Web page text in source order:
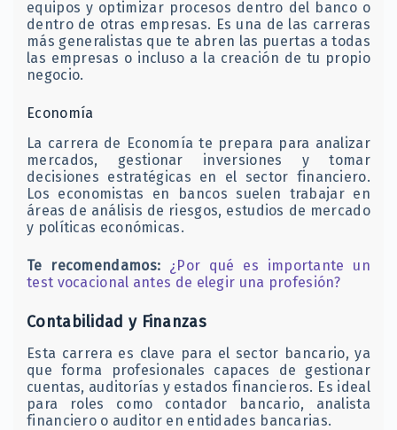
equipos y optimizar procesos dentro del banco o
dentro de otras empresas. Es una de las carreras
más generalistas que te abren las puertas a todas
las empresas o incluso a la creación de tu propio
negocio.
Economía
La carrera de Economía te prepara para analizar
mercados, gestionar inversiones y tomar
decisiones estratégicas en el sector financiero.
Los economistas en bancos suelen trabajar en
áreas de análisis de riesgos, estudios de mercado
y políticas económicas.
Te recomendamos:
¿Por qué es importante un
test vocacional antes de elegir una profesión?
Contabilidad y Finanzas
Esta carrera es clave para el sector bancario, ya
que forma profesionales capaces de gestionar
cuentas, auditorías y estados financieros. Es ideal
para roles como contador bancario, analista
financiero o auditor en entidades bancarias.